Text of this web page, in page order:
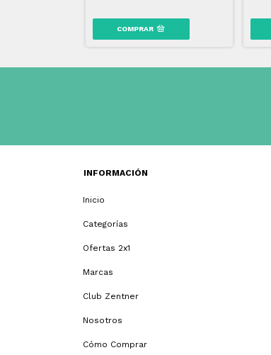
INFORMACIÓN
Inicio
Categorías
Ofertas 2x1
Marcas
Club Zentner
Nosotros
Cómo Comprar